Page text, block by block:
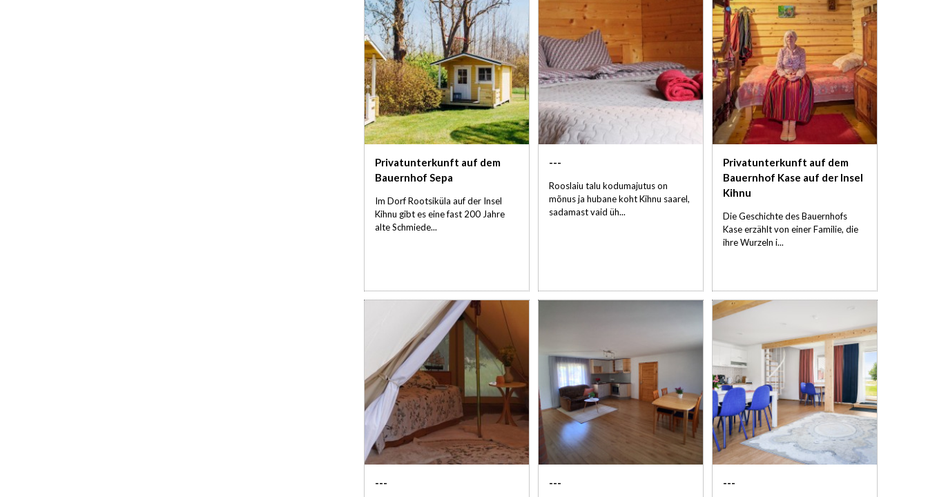
Privatunterkunft auf dem
Bauernhof Sepa
Im Dorf Rootsiküla auf der Insel
Kihnu gibt es eine fast 200 Jahre
alte Schmiede...
---
Rooslaiu talu kodumajutus on
mõnus ja hubane koht Kihnu saarel,
sadamast vaid üh...
Privatunterkunft auf dem
Bauernhof Kase auf der Insel
Kihnu
Die Geschichte des Bauernhofs
Kase erzählt von einer Familie, die
ihre Wurzeln i...
--- --- ---